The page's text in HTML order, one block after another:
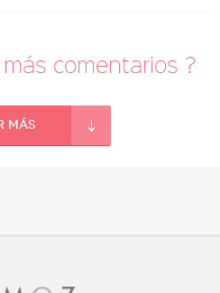
comentarios ?
más